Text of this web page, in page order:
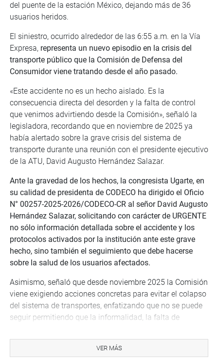
del puente de la estación México, dejando más de 36
usuarios heridos.
El siniestro, ocurrido alrededor de las 6:55 a.m. en la Vía
Expresa, representa un nuevo episodio en la crisis del
transporte público que la Comisión de Defensa del
Consumidor viene tratando desde el año pasado.
«Este accidente no es un hecho aislado. Es la
consecuencia directa del desorden y la falta de control
que venimos advirtiendo desde la Comisión», señaló la
legisladora, recordando que en noviembre de 2025 ya
había alertado sobre la grave crisis del sistema de
transporte durante una reunión con el presidente ejecutivo
de la ATU, David Augusto Hernández Salazar.
Ante la gravedad de los hechos, la congresista Ugarte, en
su calidad de presidenta de CODECO ha dirigido el Oficio
N° 00257-2025-2026/CODECO-CR al señor David Augusto
Hernández Salazar, solicitando con carácter de URGENTE
no sólo información detallada sobre el accidente y los
protocolos activados por la institución ante este grave
hecho, sino también el seguimiento que debe hacerse
sobre la salud de los usuarios afectados.
Asimismo, señaló que desde noviembre 2025 la Comisión
viene exigiendo acciones concretas para evitar el colapso
del sistema de transportes, enfatizando que no se puede
seguir permitiendo que la informalidad, la falta de
miles de peruanos que dependen del transporte público y
subrayó -además- que la función de la Comisión es
VER MÁS